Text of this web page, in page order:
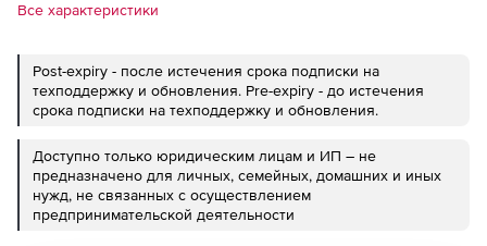
Все характеристики
Post-expiry - после истечения срока подписки на
техподдержку и обновления. Pre-expiry - до истечения
срока подписки на техподдержку и обновления.
Доступно только юридическим лицам и ИП – не
предназначено для личных, семейных, домашних и иных
нужд, не связанных с осуществлением
предпринимательской деятельности